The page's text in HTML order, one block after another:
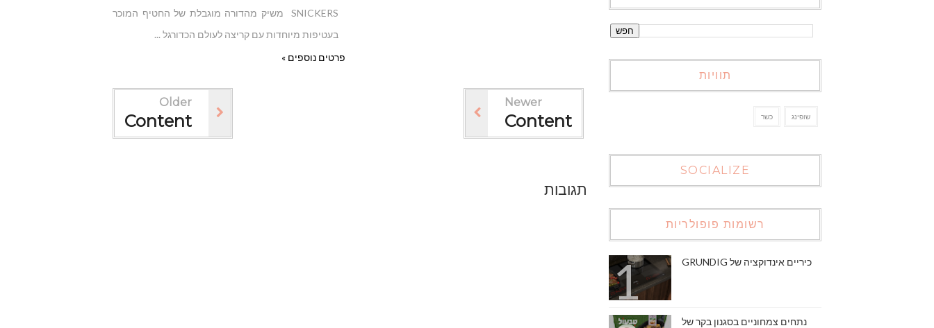
SNICKERS משיק מהדורה מוגבלת של החטיף המוכר
בעטיפות מיוחדות עם קריצה לעולם הכדורגל ...
פרטים נוספים »
Newer
Content
Older
Content
תגובות
תוויות
כשר שופינג
SOCIALIZE
רשומות פופולריות
כיריים אינדוקציה של GRUNDIG
נתחים צמחוניים בסגנון בקר של